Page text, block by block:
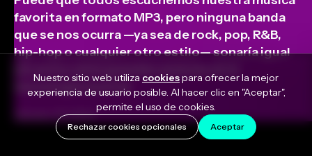
favorita en formato MP3, pero ninguna banda
que se nos ocurra —ya sea de rock, pop, R&B,
hip-hop o cualquier otro estilo— sonaría igual
tecnología musical.
January 15, 2022
Nuestro sitio web utiliza cookiespara ofrecer la mejor
experiencia de usuario posible. Al hacer clic en "Aceptar",
permite el uso de cookies.
Rechazar cookies opcionales Aceptar